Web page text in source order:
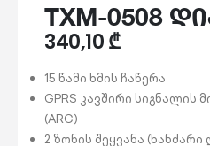
TXM-0508
340,10₾
15 წამი ხმის ჩაწერა
GPRS კავშირი სიგნალის
(ARC)
2 ზონის შეყვანა